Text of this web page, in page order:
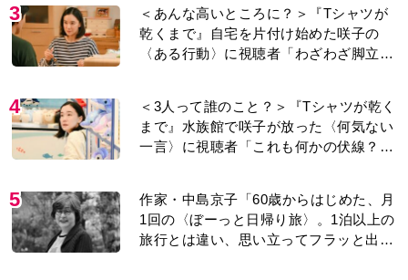
3
＜あんな高いところに？＞『Tシャツが
乾くまで』自宅を片付け始めた咲子の
〈ある行動〉に視聴者「わざわざ脚立買
4
＜3人って誰のこと？＞『Tシャツが乾く
まで』水族館で咲子が放った〈何気ない
一言〉に視聴者「これも何かの伏線？」
5
作家・中島京子「60歳からはじめた、月
1回の〈ぼーっと日帰り旅〉。1泊以上の
旅行とは違い、思い立ってフラッと出か